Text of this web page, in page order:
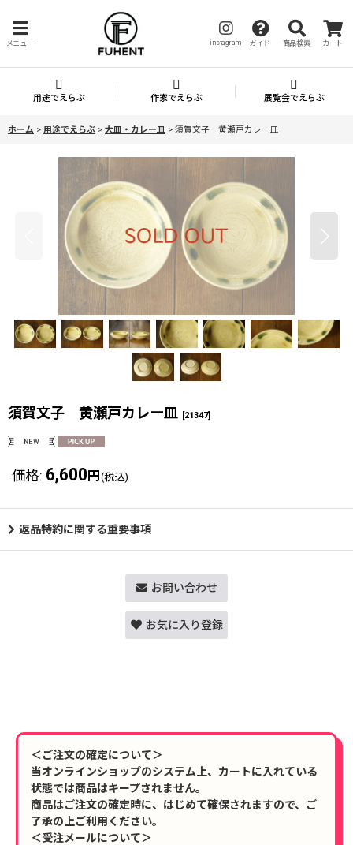
メニュー instagram ガイド 商品検索 カート
用途でえらぶ 作家でえらぶ 展覧会でえらぶ
ホーム > 用途でえらぶ > 大皿・カレー皿 > 須賀文子 黄瀬戸カレー皿
須賀文子 黄瀬戸カレー皿 [21347]
価格: 6,600 円 (税込)
返品特約に関する重要事項
お問い合わせ
お気に入り登録
＜ご注文の確定について＞
当オンラインショップのシステム上、カートに入れている
状態では商品はキープされません。
商品はご注文の確定時に、はじめて確保されますので、ご
了承の上ご利用ください。
＜受注メールについて＞